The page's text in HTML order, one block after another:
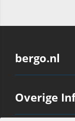
bergo.nl
Overige